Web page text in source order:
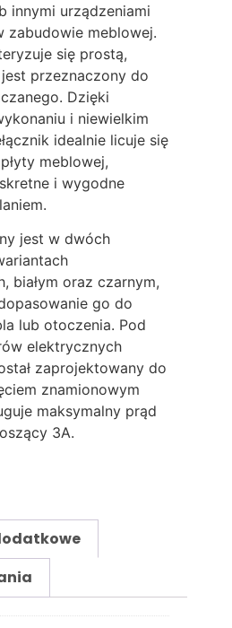
innymi urządzeniami
zabudowie meblowej.
się prostą,
przeznaczony do
Dzięki
i niewielkim
idealnie licuje się
meblowej,
i wygodne
jest w dwóch
białym oraz czarnym,
go do
lub otoczenia. Pod
elektrycznych
zaprojektowany do
znamionowym
maksymalny prąd
3A.